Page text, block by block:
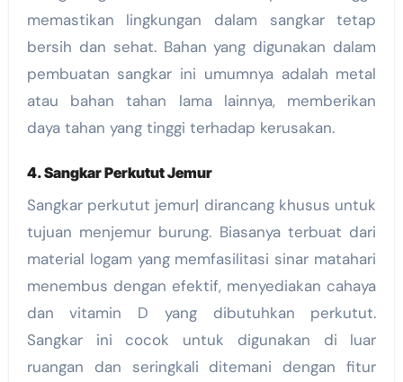
memastikan lingkungan dalam sangkar tetap
bersih dan sehat. Bahan yang digunakan dalam
pembuatan sangkar ini umumnya adalah metal
atau bahan tahan lama lainnya, memberikan
daya tahan yang tinggi terhadap kerusakan.
4. Sangkar Perkutut Jemur
Sangkar perkutut jemur| dirancang khusus untuk
tujuan menjemur burung. Biasanya terbuat dari
material logam yang memfasilitasi sinar matahari
menembus dengan efektif, menyediakan cahaya
dan vitamin D yang dibutuhkan perkutut.
Sangkar ini cocok untuk digunakan di luar
ruangan dan seringkali ditemani dengan fitur